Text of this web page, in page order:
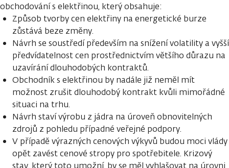
obchodování s elektřinou, který obsahuje:
Způsob tvorby cen elektřiny na energetické burze
zůstává beze změny.
Návrh se soustředí především na snížení volatility a vyšší
předvídatelnost cen prostřednictvím většího důrazu na
uzavírání dlouhodobých kontraktů.
Obchodník s elektřinou by nadále již neměl mít
možnost zrušit dlouhodobý kontrakt kvůli mimořádné
situaci na trhu.
Návrh staví výrobu z jádra na úroveň obnovitelných
zdrojů z pohledu případné veřejné podpory.
V případě výrazných cenových výkyvů budou moci vlády
opět zavést cenové stropy pro spotřebitele. Krizový
stav, který toto umožní, by se měl vyhlašovat na úrovni